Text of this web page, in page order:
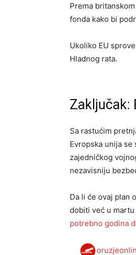
Prema
fonda kako bi
Ukoliko EU
Hladnog rata.
Zaključak:
Sa rastućim
Evropska unija
zajedničkog
nezavisniju
Da li će ovaj plan
dobiti već u
potrebno godina